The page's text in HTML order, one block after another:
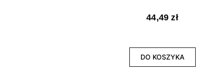
44,49 zł
DO KOSZYKA